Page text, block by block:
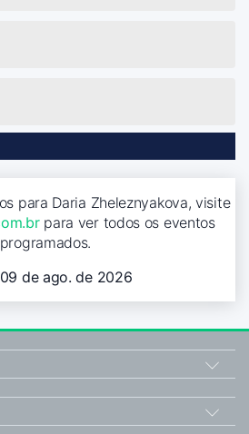
para Daria Zheleznyakova, visite
para ver todos os eventos
programados.
de ago. de 2026